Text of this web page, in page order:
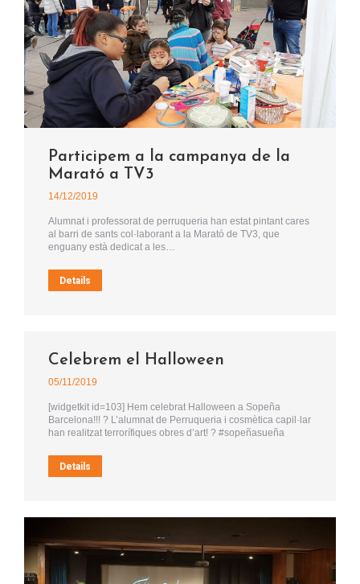
Participem a la campanya de la
Marató a TV3
14/12/2019
Alumnat i professorat de perruqueria han estat pintant cares
al barri de sants col·laborant a la Marató de TV3, que
enguany està dedicat a les…
Details
Celebrem el Halloween
05/11/2019
[widgetkit id=103] Hem celebrat Halloween a Sopeña
Barcelona!!! ? L’alumnat de Perruqueria i cosmètica capil·lar
han realitzat terrorífiques obres d’art! ? #sopeñasueña
Details